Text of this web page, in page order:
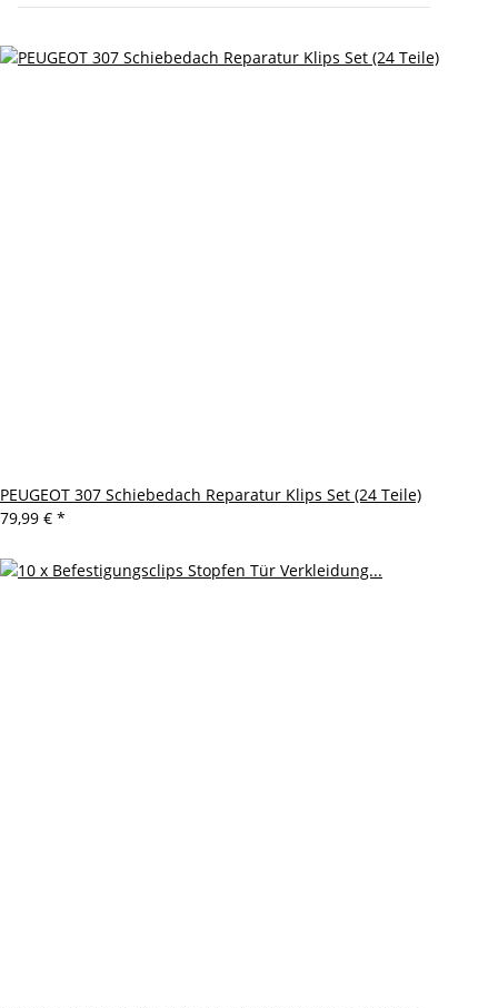
PEUGEOT 307 Schiebedach Reparatur Klips Set (24 Teile)
79,99 € *